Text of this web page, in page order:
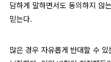
담하게 말하면서도 동의하지 않
믿는다.
많은 경우 자유롭게 반대할 수